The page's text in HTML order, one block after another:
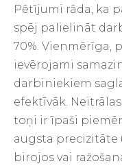
Pētījumi rāda, ka
spēj palielināt
70%. Vienmērīga,
ievērojami
darbiniekiem
efektīvāk.
toņi ir īpaši
augsta precizitāte
birojos vai